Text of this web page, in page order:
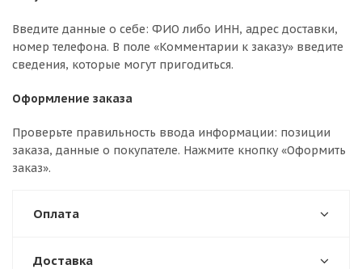
Введите данные о себе: ФИО либо ИНН, адрес доставки,
номер телефона. В поле «Комментарии к заказу» введите
сведения, которые могут пригодиться.
Оформление заказа
Проверьте правильность ввода информации: позиции
заказа, данные о покупателе. Нажмите кнопку «Оформить
заказ».
Оплата
Доставка